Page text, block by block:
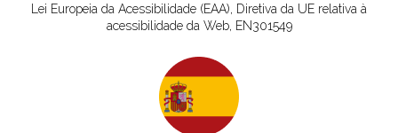
Lei Europeia da Acessibilidade (EAA), Diretiva da UE relativa à
acessibilidade da Web, EN301549